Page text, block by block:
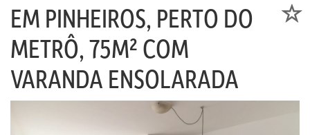
EM PINHEIROS, PERTO DO
METRÔ, 75M² COM
VARANDA ENSOLARADA